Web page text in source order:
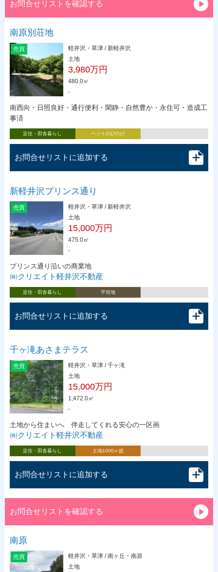
お問合せリストを確認する
南原別荘地
売買
軽井沢・草津 / 新軽井沢
土地
3,980万円
480.0㎡
-
南西向・日照良好・通行便利・閑静・自然豊か・永住可・造成工
事済
定住・田舎暮らし ペットのびのび
お問合せリストに追加する
新軽井沢プリンス通り
売買
軽井沢・草津 / 新軽井沢
土地
15,000万円
475.0㎡
-
プリンス通り沿いの商業地
㈱クリエイト軽井沢不動産
定住・田舎暮らし 平坦地
お問合せリストに追加する
千ヶ滝あさまテラス
売買
軽井沢・草津 / 千ヶ滝
土地
15,000万円
1,472.0㎡
-
土地から住まいへ 伴走してくれる安心の一区画
㈱クリエイト軽井沢不動産
定住・田舎暮らし 土地1000㎡超
お問合せリストに追加する
お問合せリストを確認する
南原
売買
軽井沢・草津 / 南ヶ丘・南原
土地